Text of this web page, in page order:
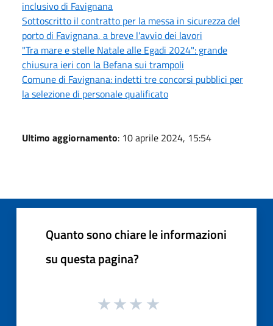
inclusivo di Favignana
Sottoscritto il contratto per la messa in sicurezza del
porto di Favignana, a breve l'avvio dei lavori
"Tra mare e stelle Natale alle Egadi 2024": grande
chiusura ieri con la Befana sui trampoli
Comune di Favignana: indetti tre concorsi pubblici per
la selezione di personale qualificato
Ultimo aggiornamento: 10 aprile 2024, 15:54
Quanto sono chiare le informazioni
su questa pagina?